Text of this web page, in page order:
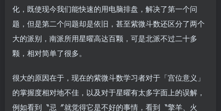
化，既使现今我们能快速的用电脑排盘，解决了第一个问
题，但是第二个问题却是依旧，甚至紫微斗数还区分了两个
大的派别，南派所用星曜高达百颗，可是北派不过二十多
颗，相对简单了很多。
很大的原因在于，现在的紫微斗数学习者对于「宫位意义」
的掌握度相对地不佳，以及对于星曜有太多字面上的误解，
例如看到〝忌〞就觉得它是不好的事情，看到〝擎羊、火